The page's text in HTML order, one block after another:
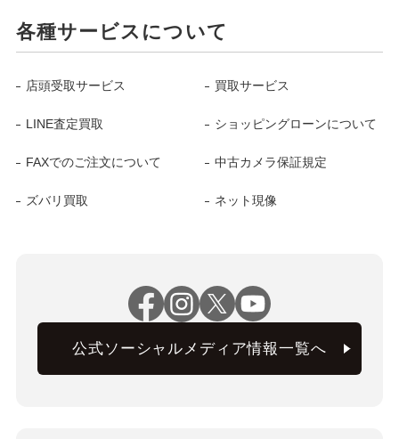
各種サービスについて
店頭受取サービス 買取サービス
LINE査定買取 ショッピングローンについて
FAXでのご注文について 中古カメラ保証規定
ズバリ買取 ネット現像
公式ソーシャルメディア情報一覧へ